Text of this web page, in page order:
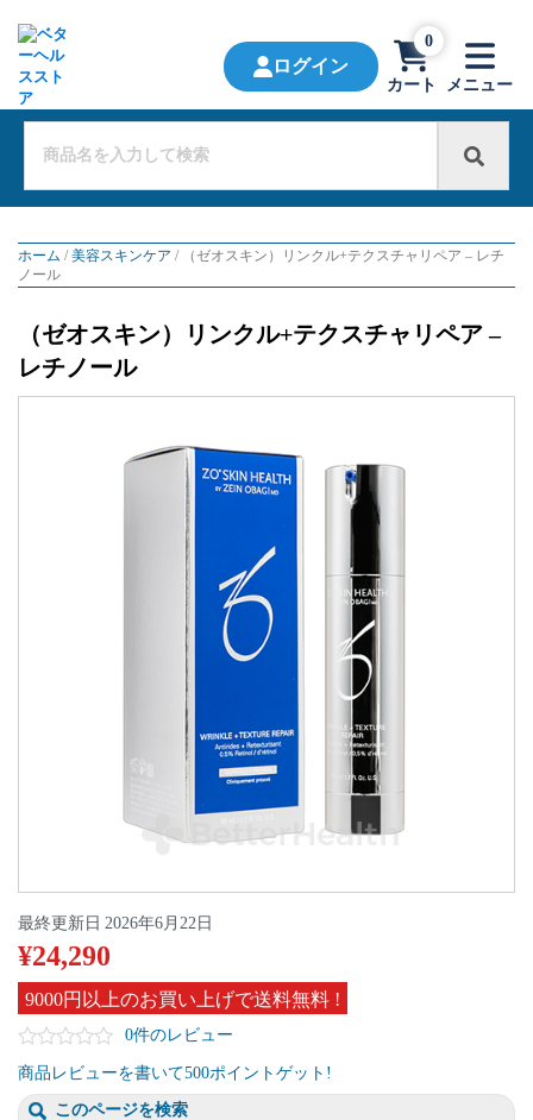
ログイン
カート
0
メニュー
ホーム /美容スキンケア / （ゼオスキン）リンクル+テクスチャリペア – レチ
ノール
（ゼオスキン）リンクル+テクスチャリペア –
レチノール
¥24,290
9000円以上のお買い上げで送料無料 !
最終更新日 2026年6月22日
0件のレビュー
商品レビューを書いて500ポイントゲット!
このページを検索